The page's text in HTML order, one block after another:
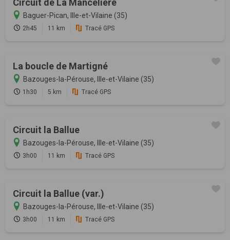
Circuit de La Mancelière
Baguer-Pican, Ille-et-Vilaine (35)
2h45 11 km Tracé GPS
La boucle de Martigné
Bazouges-la-Pérouse, Ille-et-Vilaine (35)
1h30 5 km Tracé GPS
Circuit la Ballue
Bazouges-la-Pérouse, Ille-et-Vilaine (35)
3h00 11 km Tracé GPS
Circuit la Ballue (var.)
Bazouges-la-Pérouse, Ille-et-Vilaine (35)
3h00 11 km Tracé GPS